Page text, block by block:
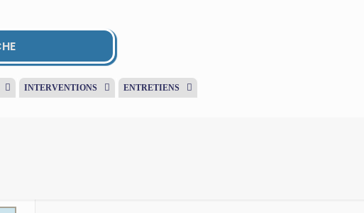
INTERVENTIONS
ENTRETIENS